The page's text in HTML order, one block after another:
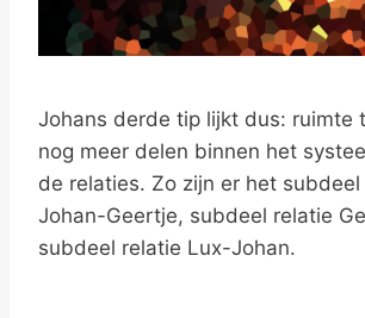
Johans derde tip lijkt dus: ruimte
nog meer delen binnen het
de relaties. Zo zijn er het subdeel
Johan-Geertje, subdeel relatie
subdeel relatie Lux-Johan.